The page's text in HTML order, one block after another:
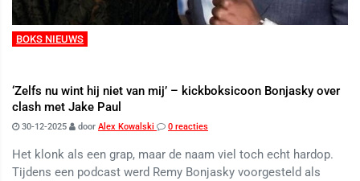
BOKS NIEUWS
‘Zelfs nu wint hij niet van mij’ – kickboksicoon Bonjasky over
clash met Jake Paul
30-12-2025 door Alex Kowalski 0 reacties
Het klonk als een grap, maar de naam viel toch echt hardop.
Tijdens een podcast werd Remy Bonjasky voorgesteld als